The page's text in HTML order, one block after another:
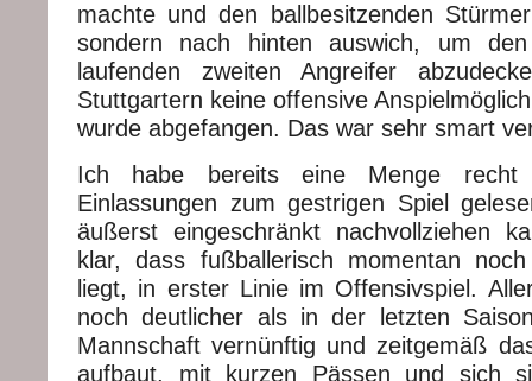
machte und den ballbesitzenden
sondern nach hinten auswich, um
laufenden zweiten Angreifer
Stuttgartern keine offensive
wurde abgefangen. Das war sehr smart
Ich habe bereits eine Menge recht
Einlassungen zum gestrigen Spiel
äußerst eingeschränkt nachvollziehen
klar, dass fußballerisch momentan
liegt, in erster Linie im Offensivspiel.
noch deutlicher als in der letzten
Mannschaft vernünftig und zeitgemäß
aufbaut, mit kurzen Pässen und sich